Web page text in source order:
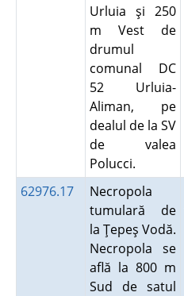
Urluia şi 250
m Vest de
drumul
comunal DC
52 Urluia-
Aliman, pe
dealul de la SV
de valea
Polucci.
62976.17
Necropola
tumulară de
la Ţepeş Vodă.
Necropola se
află la 800 m
Sud de satul